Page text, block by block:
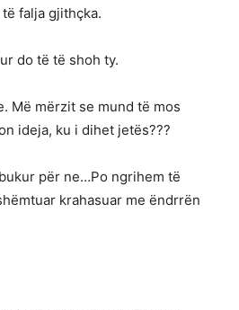
falja gjithçka.
do të të shoh ty.
Më mërzit se mund të mos
ideja, ku i dihet jetës???
për ne…Po ngrihem të
krahasuar me ëndrrën